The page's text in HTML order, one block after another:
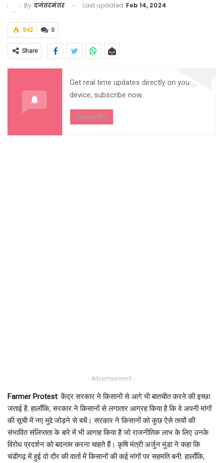
By दजंतरमंतर Last updated Feb 14, 2024
0
942
Share
Get real time updates directly on you
device, subscribe now.
Subscribe
- Advertisement -
Farmer Protest: केंद्र सरकार ने किसानों से आगे भी बातचीत करने की इच्छा
जताई है. हालाँकि, सरकार ने किसानों से लगातार आग्रह किया है कि वे अपनी मांगों
की सूची में नए मुद्दे जोड़ने से बचें। सरकार ने किसानों को कुछ ऐसे तत्वों की
संभावित संलिप्तता के बारे में भी आगाह किया है जो राजनीतिक लाभ के लिए उनके
विरोध प्रदर्शन को बदनाम करना चाहते हैं। कृषि मंत्री अर्जुन मुंडा ने कहा कि
चंडीगढ़ में हुई दो दौर की वार्ता में किसानों की कई मांगों पर सहमति बनी. हालाँकि,